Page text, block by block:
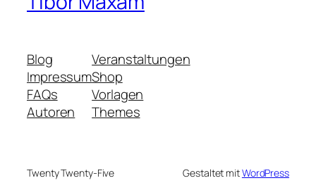
Blog
Impressum
FAQs
Autoren
Veranstaltungen
Shop
Vorlagen
Themes
Twenty Twenty-Five Gestaltet mitWordPress